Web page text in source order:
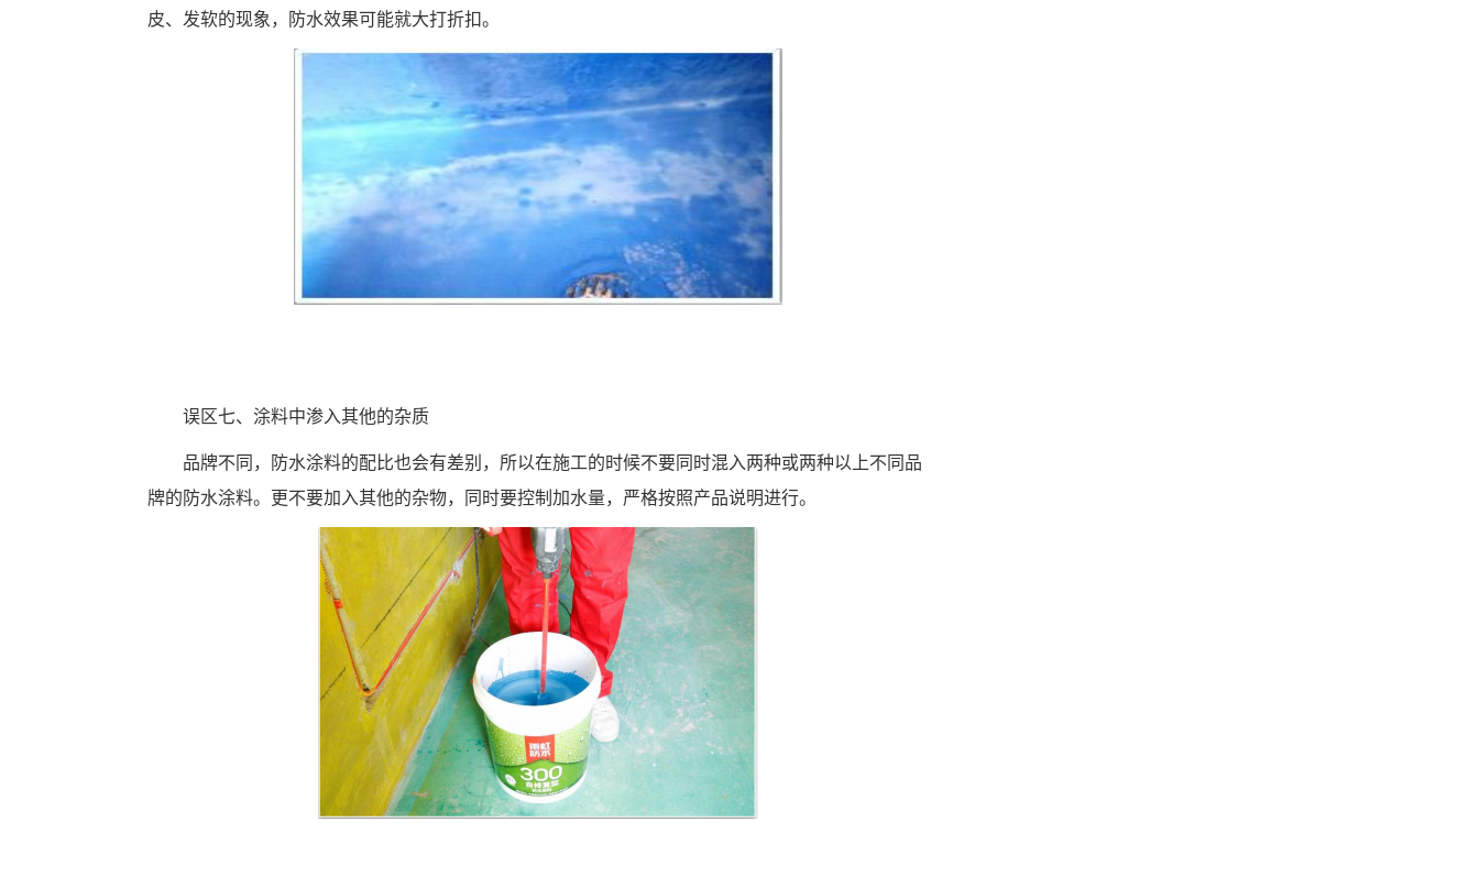
皮、发软的现象，防水效果可能就大打折扣。
误区七、涂料中渗入其他的杂质
品牌不同，防水涂料的配比也会有差别，所以在施工的时候不要同时混入两种或两种以上不同品
牌的防水涂料。更不要加入其他的杂物，同时要控制加水量，严格按照产品说明进行。